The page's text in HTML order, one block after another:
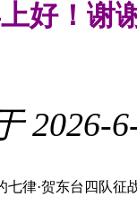
！谢谢
2026-
七律·贺东台四队征